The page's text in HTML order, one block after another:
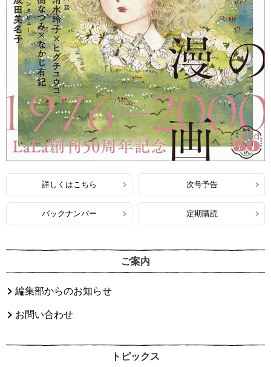
詳しくはこちら 次号予告
バックナンバー 定期購読
ご案内
編集部からのお知らせ
お問い合わせ
トピックス